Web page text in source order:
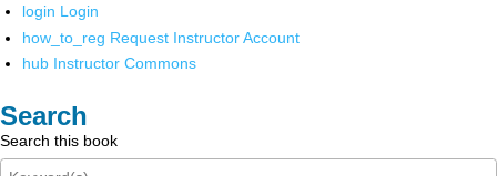
login Login
how_to_reg Request Instructor Account
hub Instructor Commons
Search
Search this book